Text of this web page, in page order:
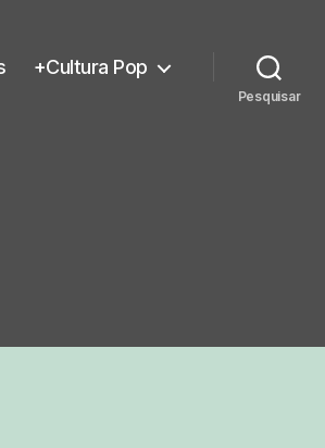
+Cultura Pop
Pesquisar